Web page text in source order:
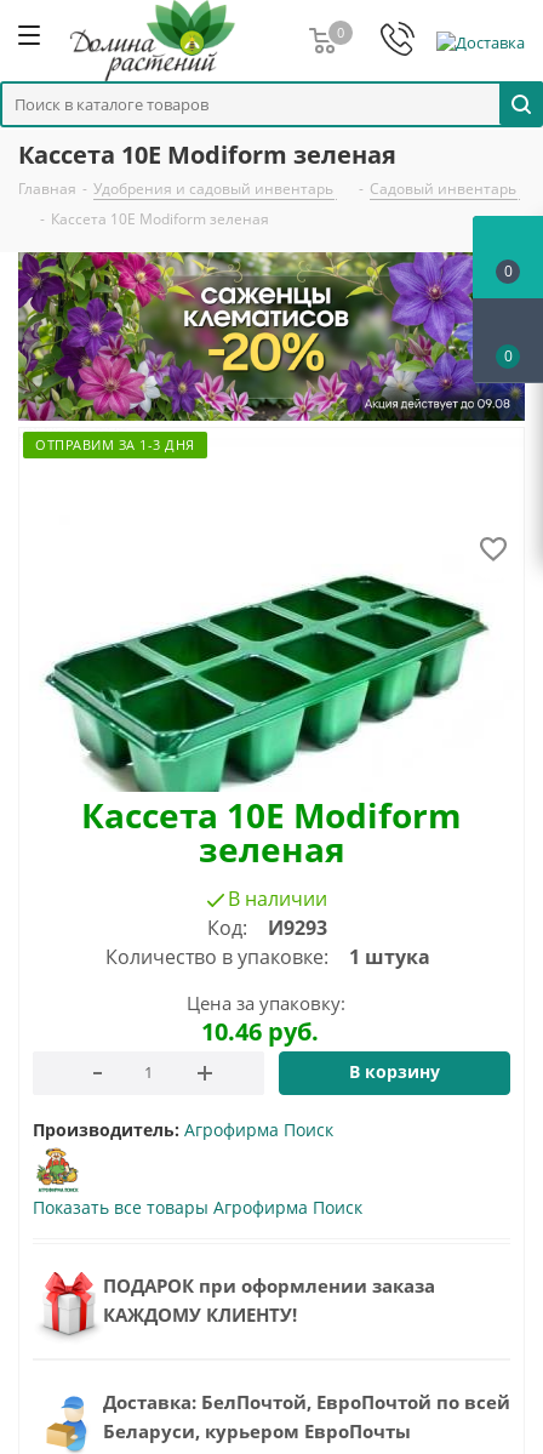
0
Кассета 10Е Modiform зеленая
Главная - Удобрения и садовый инвентарь - Садовый инвентарь
- Кассета 10Е Modiform зеленая
ОТПРАВИМ ЗА 1-3 ДНЯ
Кассета 10Е Modiform
зеленая
В наличии
Код:
И9293
Количество в упаковке:
1 штука
Цена за упаковку:
10.46руб.
В корзину
Производитель: Агрофирма Поиск
Показать все товары Агрофирма Поиск
ПОДАРОК при оформлении заказа
КАЖДОМУ КЛИЕНТУ!
Доставка: БелПочтой, ЕвроПочтой по всей
Беларуси, курьером ЕвроПочты
0
0